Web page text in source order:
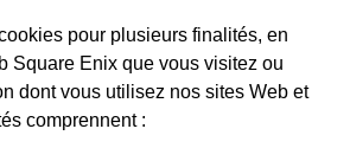
pour plusieurs finalités, en
Square Enix que vous visitez ou
dont vous utilisez nos sites Web et
comprennent :